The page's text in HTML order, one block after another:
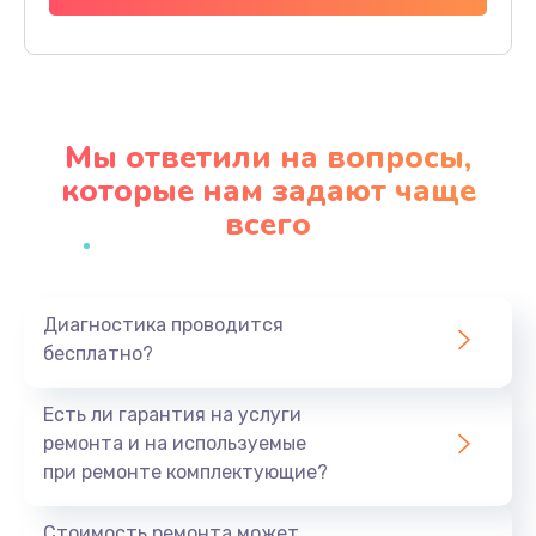
Заказать
Замена системы охлаждения
Заказать
760 руб.
Мы ответили на вопросы,
которые нам задают чаще
всего
Диагностика проводится
бесплатно?
Есть ли гарантия на услуги
ремонта и на используемые
при ремонте комплектующие?